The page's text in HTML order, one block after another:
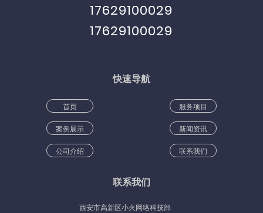
17629100029
17629100029
快速导航
首页 服务项目
案例展示 新闻资讯
公司介绍 联系我们
联系我们
西安市高新区小火网络科技部